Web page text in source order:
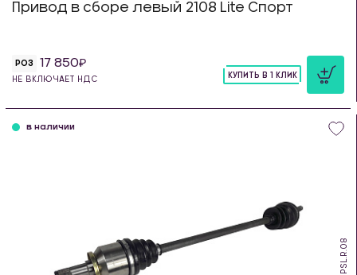
Привод в сборе левый 2108 Lite Спорт
РОЗ 17 850
НЕ ВКЛЮЧАЕТ НДС
КУПИТЬ В 1 КЛИК
PSL.R.08
в наличии